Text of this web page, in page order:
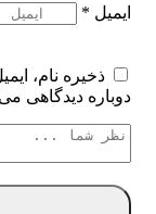
ایمیل *
ذخیره نام،
دوباره دیدگاهی